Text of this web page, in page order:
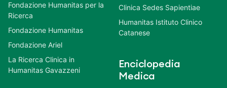
Fondazione Humanitas per la
Ricerca
Fondazione Humanitas
Fondazione Ariel
La Ricerca Clinica in
Humanitas Gavazzeni
Clinica Sedes Sapientiae
Humanitas Istituto Clinico
Catanese
Enciclopedia
Medica